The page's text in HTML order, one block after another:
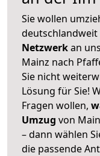
Sie wollen
deutschlandweit
Netzwerkan
Mainz nach
Sie nicht
Lösung für Sie!
Fragen wollen,
Umzug von
– dann wählen
die passende